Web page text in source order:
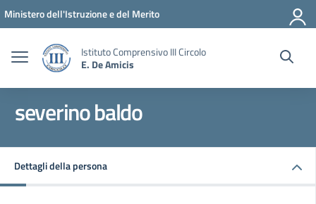
Vai ai contenuti
Vai al menu di navigazione
Vai al footer
Ministero dell'Istruzione e del Merito
Istituto Comprensivo III Circolo
E. De Amicis
severino baldo
Dettagli della persona